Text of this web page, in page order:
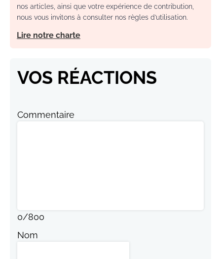
nos articles, ainsi que votre expérience de contribution,
nous vous invitons à consulter nos règles d’utilisation.
Lire notre charte
VOS RÉACTIONS
Commentaire
0/800
Nom